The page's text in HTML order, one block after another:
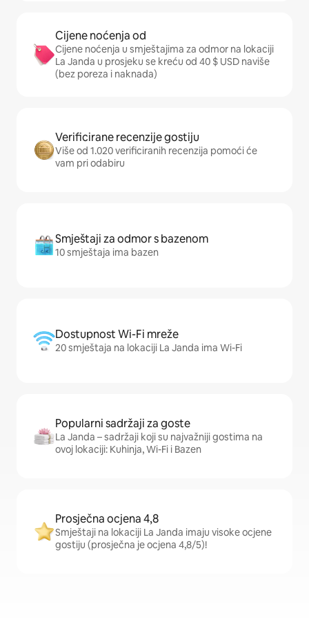
Cijene noćenja od
Cijene noćenja u smještajima za odmor na lokaciji
La Janda u prosjeku se kreću od 40 $ USD naviše
(bez poreza i naknada)
Verificirane recenzije gostiju
Više od 1.020 verificiranih recenzija pomoći će
vam pri odabiru
Smještaji za odmor s bazenom
10 smještaja ima bazen
Dostupnost Wi-Fi mreže
20 smještaja na lokaciji La Janda ima Wi-Fi
Popularni sadržaji za goste
La Janda – sadržaji koji su najvažniji gostima na
ovoj lokaciji: Kuhinja, Wi-Fi i Bazen
Prosječna ocjena 4,8
Smještaji na lokaciji La Janda imaju visoke ocjene
gostiju (prosječna je ocjena 4,8/5)!